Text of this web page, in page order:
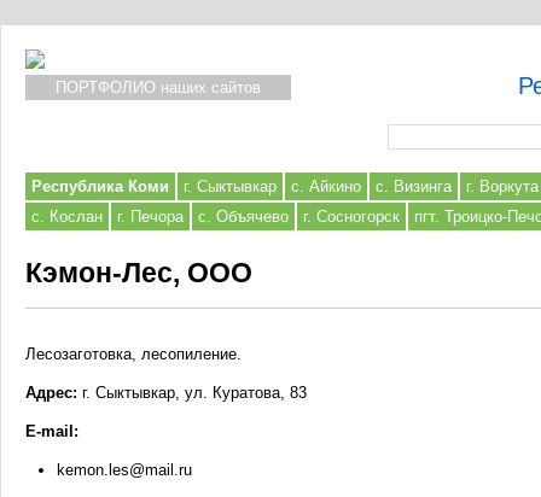
ПОРТФОЛИО наших сайтов
Республика Коми г. Сыктывкар с. Айкино с. Визинга
г. Воркута
с. Кослан
г. Печора с. Объячево г. Сосногорск пгт. Троицко-
Кэмон-Лес, ООО
Лесозаготовка, лесопиление.
Адрес: г. Сыктывкар, ул. Куратова, 83
E-mail:
kemon.les@mail.ru